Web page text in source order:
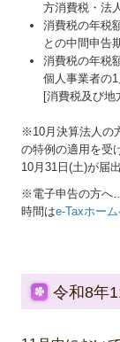
方消費税・法
消費税の年税
との中間申告
消費税の年税
個人事業者の
[消費税及び地
※10月決算法人の
の特例の適用を受
10月31日(土)が届
※電子申告の方へ
時間はe-Taxホー
令和8年